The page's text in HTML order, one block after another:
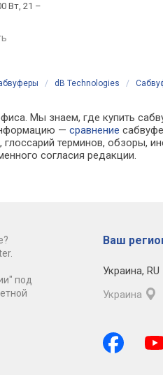
Вт, 21 –
/ dB Technologies /
Мы знаем, где купить
—сравнение
терминов, обзоры,
согласия редакции.
под
Ваш
Украина, RU
Украина